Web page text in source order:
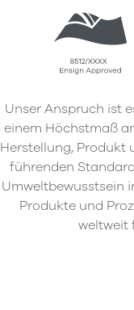
Unser Anspruch ist
einem Höchstmaß
Herstellung, Produkt
führenden
Umweltbewusstsein
Produkte und
weltweit